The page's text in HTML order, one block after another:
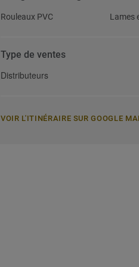
Rouleaux PVC Lames
Type de ventes
Distributeurs
VOIR L'ITINÉRAIRE SUR GOOGLE